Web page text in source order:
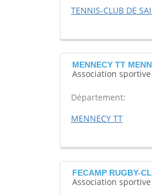
TENNIS-CLUB DE
MENNECY TT
Association sportive
Département:
MENNECY TT
FECAMP RUGBY-
Association sportive